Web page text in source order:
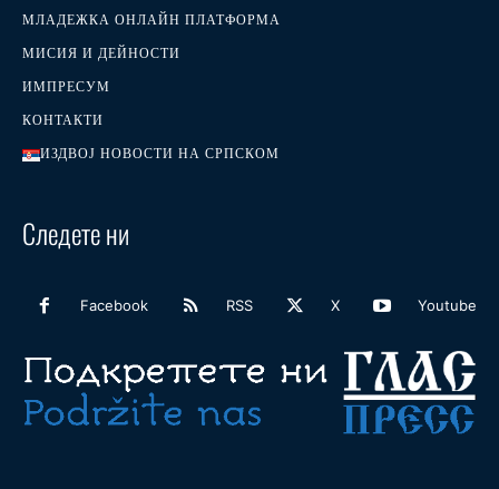
МЛАДЕЖКА ОНЛАЙН ПЛАТФОРМА
МИСИЯ И ДЕЙНОСТИ
ИМПРЕСУМ
КОНТАКТИ
ИЗДВОЈ НОВОСТИ НА СРПСКОМ
Следете ни
Facebook RSS X Youtube